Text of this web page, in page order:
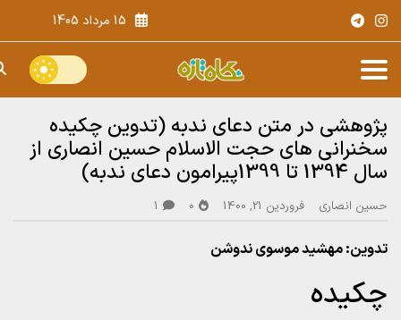
15 مرداد 1405
پژوهشی در متن دعای ندبه (تدوین چکیده
سخنرانی های حجت الاسلام حسین انصاری از
سال 1394 تا 1399پیرامون دعای ندبه)
حسین انصاری فروردین 21, 1400 0
1
تدوین: مهشید موسوی ندوشن
چکیده